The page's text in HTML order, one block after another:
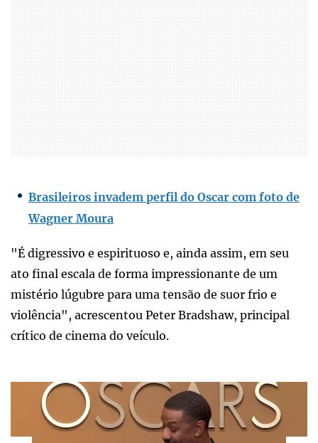
Brasileiros invadem perfil do Oscar com foto de
Wagner Moura
"É digressivo e espirituoso e, ainda assim, em seu
ato final escala de forma impressionante de um
mistério lúgubre para uma tensão de suor frio e
violência", acrescentou Peter Bradshaw, principal
crítico de cinema do veículo.